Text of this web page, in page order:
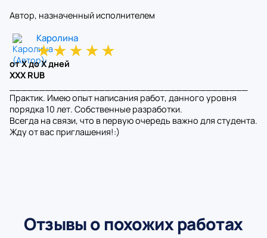
Автор, назначенный исполнителем
Каролина
★★★★★
от X до X дней
XXX RUB
Практик. Имею опыт написания работ, данного уровня
порядка 10 лет. Собственные разработки.
Всегда на связи, что в первую очередь важно для студента.
Жду от вас приглашения!:)
Отзывы о похожих работах